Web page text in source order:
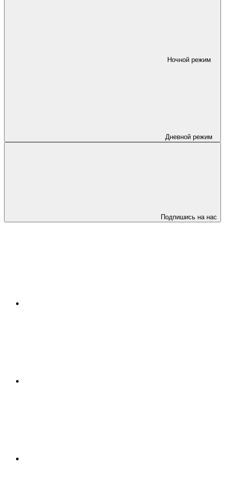
Ночной режим
Дневной режим
Подпишись на нас